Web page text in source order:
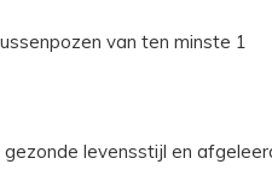
van ten minste 1
levensstijl en